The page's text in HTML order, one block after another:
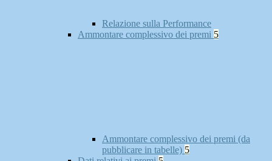
Relazione sulla Performance
Ammontare complessivo dei premi 5
Ammontare complessivo dei premi (da
pubblicare in tabelle) 5